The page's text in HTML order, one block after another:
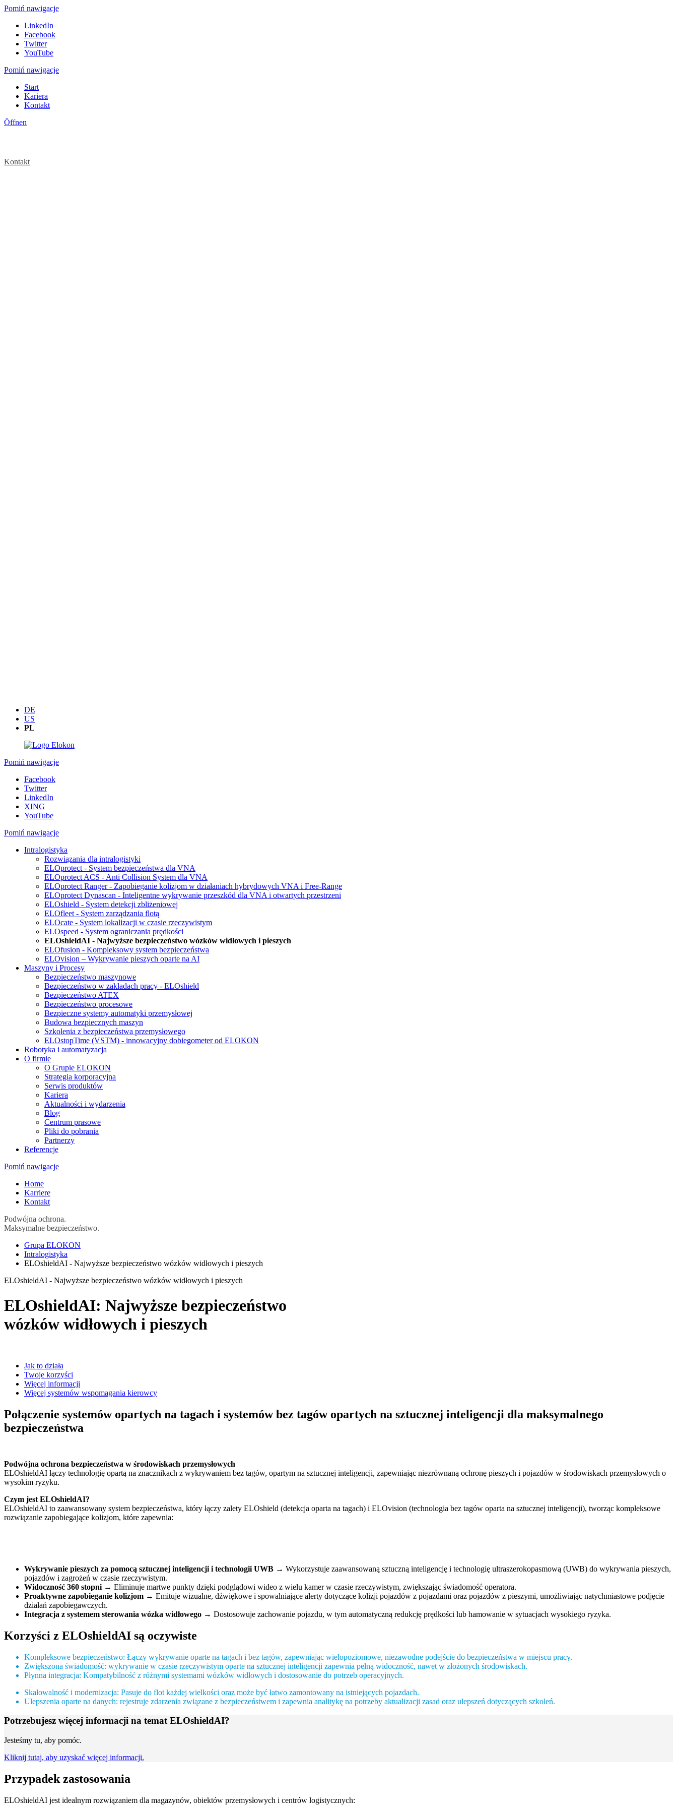
Pomiń nawigacje
LinkedIn
Facebook
Twitter
YouTube
Pomiń nawigacje
Start
Kariera
Kontakt
Öffnen
Kontakt
DE
US
PL
Pomiń nawigacje
Facebook
Twitter
LinkedIn
XING
YouTube
Pomiń nawigacje
Intralogistyka
Rozwiązania dla intralogistyki
ELOprotect - System bezpieczeństwa dla VNA
ELOprotect ACS - Anti Collision System dla VNA
ELOprotect Ranger - Zapobieganie kolizjom w działaniach hybrydowych VNA i Free-Range
ELOprotect Dynascan - Inteligentne wykrywanie przeszkód dla VNA i otwartych przestrzeni
ELOshield - System detekcji zbliżeniowej
ELOfleet - System zarządzania flotą
ELOcate - System lokalizacji w czasie rzeczywistym
ELOspeed - System ograniczania prędkości
ELOshieldAI - Najwyższe bezpieczeństwo wózków widłowych i pieszych
ELOfusion - Kompleksowy system bezpieczeństwa
ELOvision – Wykrywanie pieszych oparte na AI
Maszyny i Procesy
Bezpieczeństwo maszynowe
Bezpieczeństwo w zakładach pracy - ELOshield
Bezpieczeństwo ATEX
Bezpieczeństwo procesowe
Bezpieczne systemy automatyki przemysłowej
Budowa bezpiecznych maszyn
Szkolenia z bezpieczeństwa przemysłowego
ELOstopTime (VSTM) - innowacyjny dobiegometer od ELOKON
Robotyka i automatyzacja
O firmie
O Grupie ELOKON
Strategia korporacyjna
Serwis produktów
Kariera
Aktualności i wydarzenia
Blog
Centrum prasowe
Pliki do pobrania
Partnerzy
Referencje
Pomiń nawigacje
Home
Karriere
Kontakt
Podwójna ochrona.
Maksymalne bezpieczeństwo.
Grupa ELOKON
Intralogistyka
ELOshieldAI - Najwyższe bezpieczeństwo wózków widłowych i pieszych
ELOshieldAI - Najwyższe bezpieczeństwo wózków widłowych i pieszych
ELOshieldAI: Najwyższe bezpieczeństwo
wózków widłowych i pieszych
Jak to działa
Twoje korzyści
Więcej informacji
Więcej systemów wspomagania kierowcy
Połączenie systemów opartych na tagach i systemów bez tagów opartych na sztucznej inteligencji dla maksymalnego
bezpieczeństwa
Podwójna ochrona bezpieczeństwa w środowiskach przemysłowych
ELOshieldAI łączy technologię opartą na znacznikach z wykrywaniem bez tagów, opartym na sztucznej inteligencji, zapewniając niezrównaną ochronę pieszych i pojazdów w środowiskach przemysłowych o
wysokim ryzyku.
Czym jest ELOshieldAI?
ELOshieldAI to zaawansowany system bezpieczeństwa, który łączy zalety ELOshield (detekcja oparta na tagach) i ELOvision (technologia bez tagów oparta na sztucznej inteligencji), tworząc kompleksowe
rozwiązanie zapobiegające kolizjom, które zapewnia:
Wykrywanie pieszych za pomocą sztucznej inteligencji i technologii UWB → Wykorzystuje zaawansowaną sztuczną inteligencję i technologię ultraszerokopasmową (UWB) do wykrywania pieszych,
pojazdów i zagrożeń w czasie rzeczywistym.
Widoczność 360 stopni → Eliminuje martwe punkty dzięki podglądowi wideo z wielu kamer w czasie rzeczywistym, zwiększając świadomość operatora.
Proaktywne zapobieganie kolizjom → Emituje wizualne, dźwiękowe i spowalniające alerty dotyczące kolizji pojazdów z pojazdami oraz pojazdów z pieszymi, umożliwiając natychmiastowe podjęcie
działań zapobiegawczych.
Integracja z systemem sterowania wózka widłowego → Dostosowuje zachowanie pojazdu, w tym automatyczną redukcję prędkości lub hamowanie w sytuacjach wysokiego ryzyka.
Korzyści z ELOshieldAI są oczywiste
Kompleksowe bezpieczeństwo: Łączy wykrywanie oparte na tagach i bez tagów, zapewniając wielopoziomowe, niezawodne podejście do bezpieczeństwa w miejscu pracy.
Zwiększona świadomość: wykrywanie w czasie rzeczywistym oparte na sztucznej inteligencji zapewnia pełną widoczność, nawet w złożonych środowiskach.
Płynna integracja: Kompatybilność z różnymi systemami wózków widłowych i dostosowanie do potrzeb operacyjnych.
Skalowalność i modernizacja: Pasuje do flot każdej wielkości oraz może być łatwo zamontowany na istniejących pojazdach.
Ulepszenia oparte na danych: rejestruje zdarzenia związane z bezpieczeństwem i zapewnia analitykę na potrzeby aktualizacji zasad oraz ulepszeń dotyczących szkoleń.
Potrzebujesz więcej informacji na temat ELOshieldAI?
Jesteśmy tu, aby pomóc.
Kliknij tutaj, aby uzyskać więcej informacji.
Przypadek zastosowania
ELOshieldAI jest idealnym rozwiązaniem dla magazynów, obiektów przemysłowych i centrów logistycznych: